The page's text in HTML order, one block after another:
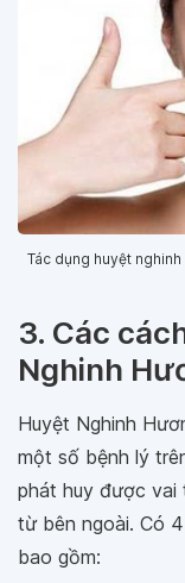
Tác dụng huyệt
3. Các
Nghinh
Huyệt Nghinh
một số bệnh lý
phát huy được vai
từ bên ngoài. Có
bao gồm: